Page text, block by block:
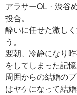
アラサーOL・渋谷
投合。
酔いに任せた激し
う。
翌朝、冷静になり
をしてしまった記憶
周囲からの結婚の
はヤケになって結